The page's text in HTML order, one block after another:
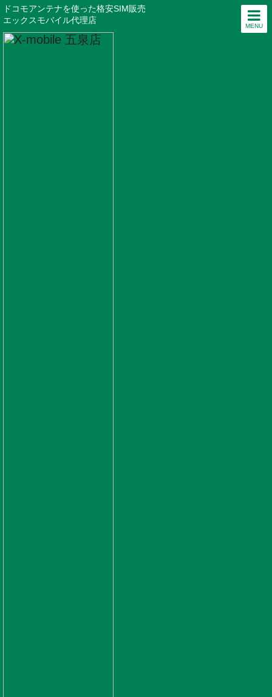
MENU
ドコモアンテナを使った格安SIM販売
エックスモバイル代理店